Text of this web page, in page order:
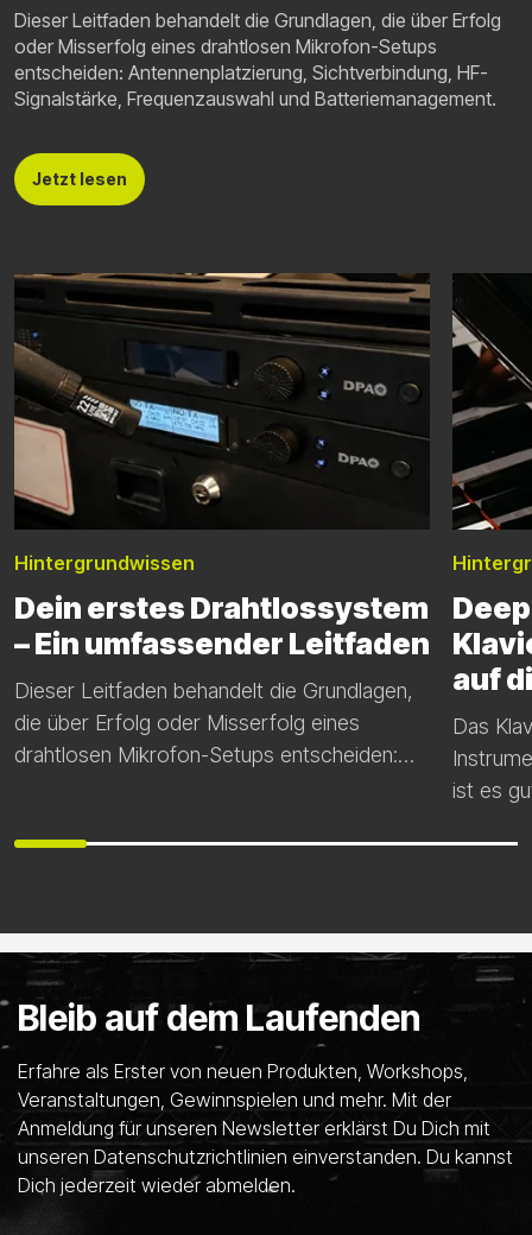
Dieser Leitfaden behandelt die Grundlagen, die über Erfolg
oder Misserfolg eines drahtlosen Mikrofon-Setups
entscheiden: Antennenplatzierung, Sichtverbindung, HF-
Signalstärke, Frequenzauswahl und Batteriemanagement.
Jetzt lesen
Hintergrundwissen
Dein erstes Drahtlossystem
– Ein umfassender Leitfaden
Dieser Leitfaden behandelt die Grundlagen,
die über Erfolg oder Misserfolg eines
drahtlosen Mikrofon-Setups entscheiden:
Batteriemanagement.
auf
Das
ist es
die Du
Dieser
Bleib auf dem Laufenden
Erfahre als Erster von neuen Produkten, Workshops,
Veranstaltungen, Gewinnspielen und mehr. Mit der
Anmeldung für unseren Newsletter erklärst Du Dich mit
unseren Datenschutzrichtlinien einverstanden. Du kannst
Dich jederzeit wieder abmelden.